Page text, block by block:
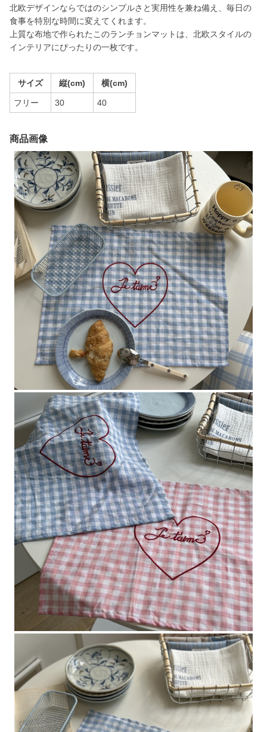
北欧デザインならではのシンプルさと実用性を兼ね備え、毎日の
食事を特別な時間に変えてくれます。
上質な布地で作られたこのランチョンマットは、北欧スタイルの
インテリアにぴったりの一枚です。
サイズ 縦(cm) 横(cm)
フリー 30 40
商品画像